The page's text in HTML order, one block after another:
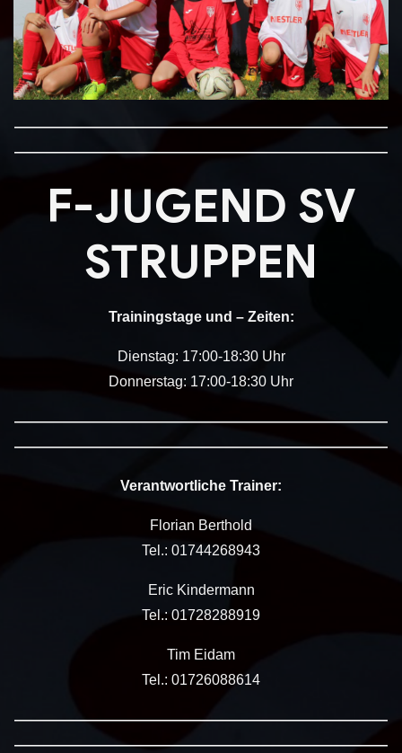
——————————————————————————
——————————————————————————
F-JUGEND SV
STRUPPEN
Trainingstage und – Zeiten:
Dienstag: 17:00-18:30 Uhr
Donnerstag: 17:00-18:30 Uhr
——————————————————————————
——————————————————————————
Verantwortliche Trainer:
Florian Berthold
Tel.: 01744268943
Eric Kindermann
Tel.: 01728288919
Tim Eidam
Tel.: 01726088614
——————————————————————————
——————————————————————————